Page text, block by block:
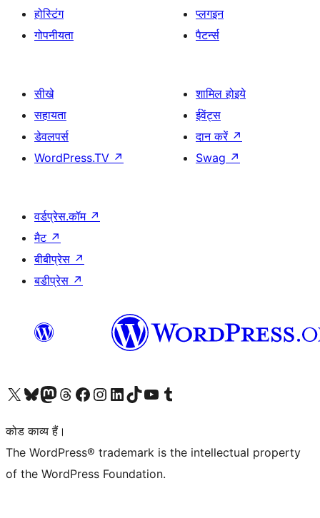
होस्टिंग
गोपनीयता
प्लगइन
पैटर्न्स
सीखे
सहायता
डेवलपर्स
WordPress.TV ↗
शामिल होइये
ईवेंट्स
दान करें ↗
Swag ↗
वर्डप्रेस.कॉम ↗
मैट ↗
बीबीप्रेस ↗
बडीप्रेस ↗
Visit our X (formerly Twitter) account
हमारे बलुस्की खाते पर जाएँVisit our Mastodon account
हमारे थ्रेड्स अकाउंट पर जाएंहमारे फेसबुक पेज पर जाएँहमारे इंस्टाग्राम अकाउंट पर जाएंहमारे लिंक्डइन खाते पर जाएँहमारे टिकटॉक खाते पर जाएँहमारे यूट्यूब चैनल पर जाएंहमारे Tumblr खाते पर जाएँ
कोड काव्य हैं।
The WordPress® trademark is the intellectual property
of the WordPress Foundation.